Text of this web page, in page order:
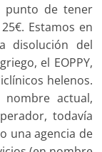
punto de tener
Estamos en
disolución del
el EOPPY,
helenos.
nombre actual,
todavía
una agencia de